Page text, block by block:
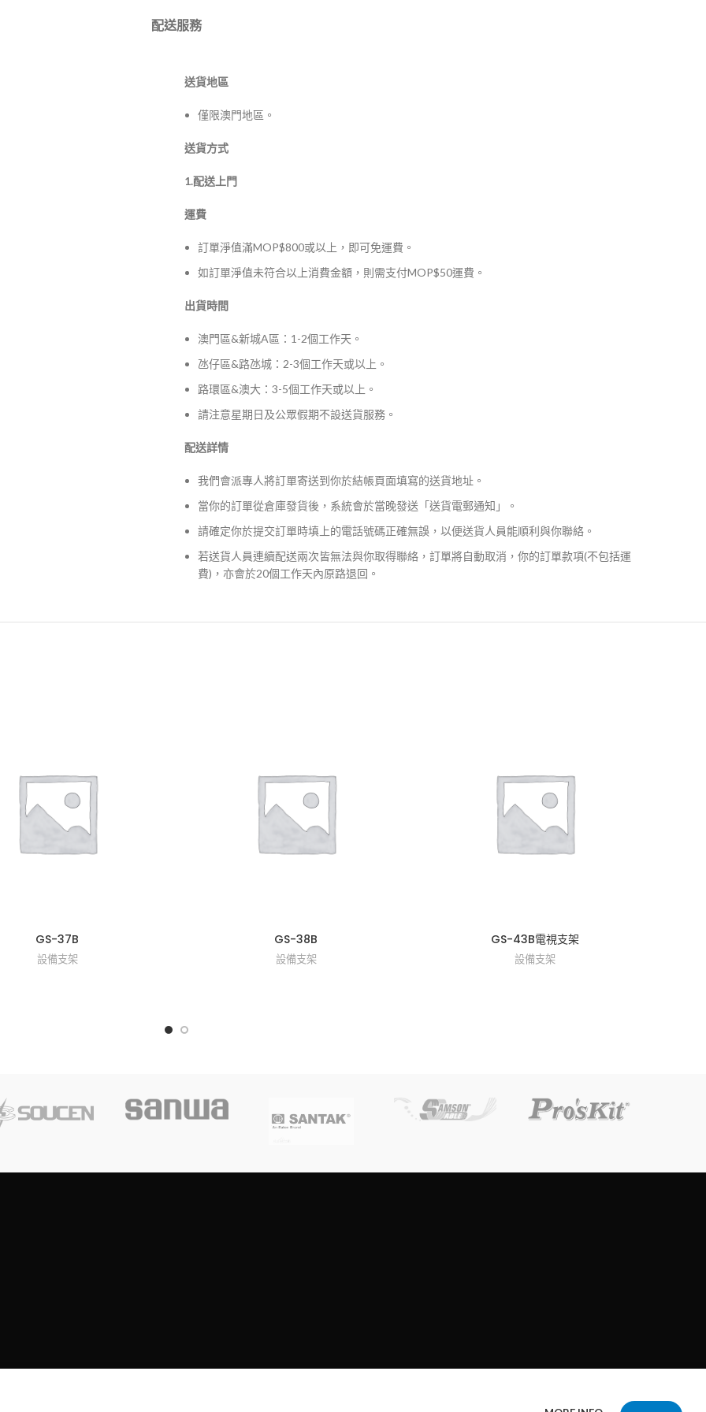
配送服務
送貨地區
僅限澳門地區。
送貨方式
1.配送上門
運費
訂單淨值滿MOP$800或以上，即可免運費。
如訂單淨值未符合以上消費金額，則需支付MOP$50運費。
出貨時間
澳門區&新城A區：1-2個工作天。
氹仔區&路氹城：2-3個工作天或以上。
路環區&澳大：3-5個工作天或以上。
請注意星期日及公眾假期不設送貨服務。
配送詳情
我們會派專人將訂單寄送到你於結帳頁面填寫的送貨地址。
當你的訂單從倉庫發貨後，系統會於當晚發送「送貨電郵通知」。
請確定你於提交訂單時填上的電話號碼正確無誤，以便送貨人員能順利與你聯絡。
若送貨人員連續配送兩次皆無法與你取得聯絡，訂單將自動取消，你的訂單款項(不包括運
費)，亦會於20個工作天內原路退回。
GS-37B
設備支架
GS-38B
設備支架
GS-43B電視支架
設備支架